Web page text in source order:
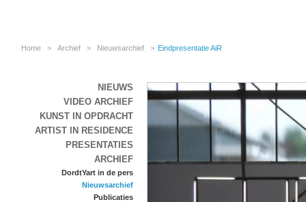
Home > Archief > Nieuwsarchief > Eindpresentatie AiR
NIEUWS
VIDEO ARCHIEF
KUNST IN OPDRACHT
ARTIST IN RESIDENCE
PRESENTATIES
ARCHIEF
DordtYart in de pers
Nieuwsarchief
Publicaties